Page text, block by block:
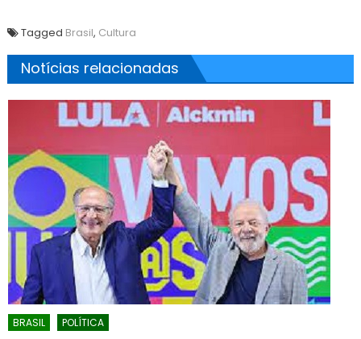
Tagged Brasil, Cultura
Notícias relacionadas
BRASIL POLÍTICA